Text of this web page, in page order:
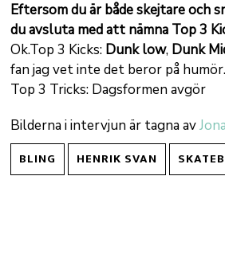
Eftersom du är både skejtare och
du avsluta med att nämna Top 3
Ok.Top 3 Kicks: Dunk low, Dunk
fan jag vet inte det beror på
Top 3 Tricks: Dagsformen avgör
Bilderna i intervjun är tagna av
BLING HENRIK SVAN